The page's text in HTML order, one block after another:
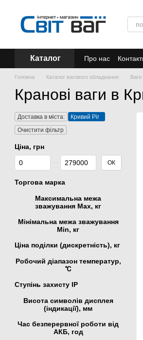
Каталог Про нас
Акції
Головна Каталог вагового обладнання
Кранові ваги в
Доставка в міста:
Кривий Ріг
Очистити фільтр
Ціна, грн
Від Ціна, грн
До Ціна, грн ОК
Торгова марка
Максимальна межа
зважування Мах, кг
Мінімальна межа зважування
Min, кг
Ціна поділки (дискретність), кг
Робочий діапазон температур,
℃
Ступінь захисту IP
Висота символів дисплея
(індикації), мм
Час безперервної роботи від
АКБ, год